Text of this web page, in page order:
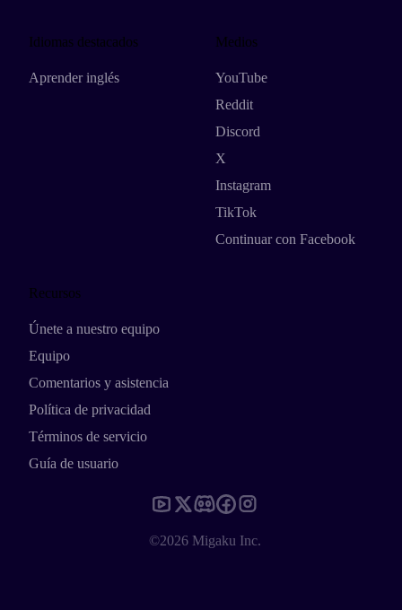
Idiomas destacados
Aprender inglés
Medios
YouTube
Reddit
Discord
X
Instagram
TikTok
Continuar con Facebook
Recursos
Únete a nuestro equipo
Equipo
Comentarios y asistencia
Política de privacidad
Términos de servicio
Guía de usuario
©2026 Migaku Inc.